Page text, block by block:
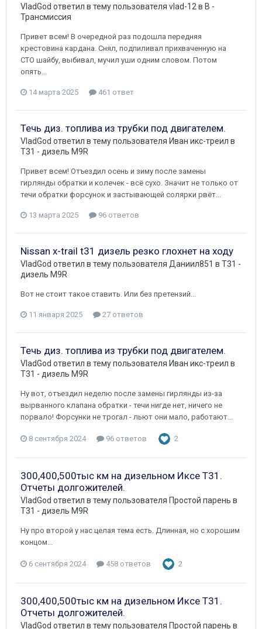
VladGod ответил в тему пользователя vlad-12 в B -
Трансмиссия
Привет всем! В очередной раз подошла передняя
крестовина кардана. Снял, подпиливал прихваченную на
СТО шайбу, выбивал, мучил уши одним словом. Потом
опять...
14 марта 2025 461 ответ
Течь диз. топлива из трубки под двигателем.
VladGod ответил в тему пользователя Иван икс-треил в
T31 - дизель M9R
Привет всем! Отъездил осень и зиму после замены
гирлянды обратки и колечек - всё сухо. Значит не только от
течи обратки форсунок и застывающей солярки рвёт...
13 марта 2025 96 ответов
Nissan x-trail t31 дизель резко глохнет на ходу
VladGod ответил в тему пользователя Даниил851 в T31 -
дизель M9R
Вот не стоит такое ставить. Или без претензий...
11 января 2025 27 ответов
Течь диз. топлива из трубки под двигателем.
VladGod ответил в тему пользователя Иван икс-треил в
T31 - дизель M9R
Ну вот, отъездил неделю после замены гирлянды из-за
вырванного клапана обратки - течи нигде нет, ничего не
порвало! Форсунки не трогал - льют они мало, работают...
8 сентября 2024 96 ответов 2
300,400,500тыс км на дизельном Иксе Т31.
Отчеты долгожителей.
VladGod ответил в тему пользователя Простой парень в
T31 - дизель M9R
Ну про второй у нас целая тема есть. Длинная, но с хорошим
концом...
6 сентября 2024 458 ответов 2
300,400,500тыс км на дизельном Иксе Т31.
Отчеты долгожителей.
VladGod ответил в тему пользователя Простой парень в